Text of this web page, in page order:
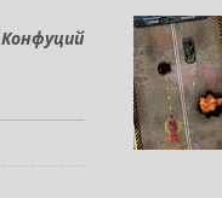
Конфуций